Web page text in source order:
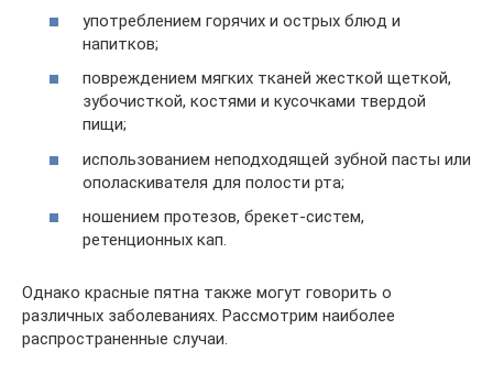
употреблением горячих и острых блюд и
напитков;
повреждением мягких тканей жесткой щеткой,
зубочисткой, костями и кусочками твердой
пищи;
использованием неподходящей зубной пасты или
ополаскивателя для полости рта;
ношением протезов, брекет-систем,
ретенционных кап.
Однако красные пятна также могут говорить о
различных заболеваниях. Рассмотрим наиболее
распространенные случаи.